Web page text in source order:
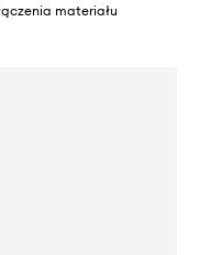
materiału